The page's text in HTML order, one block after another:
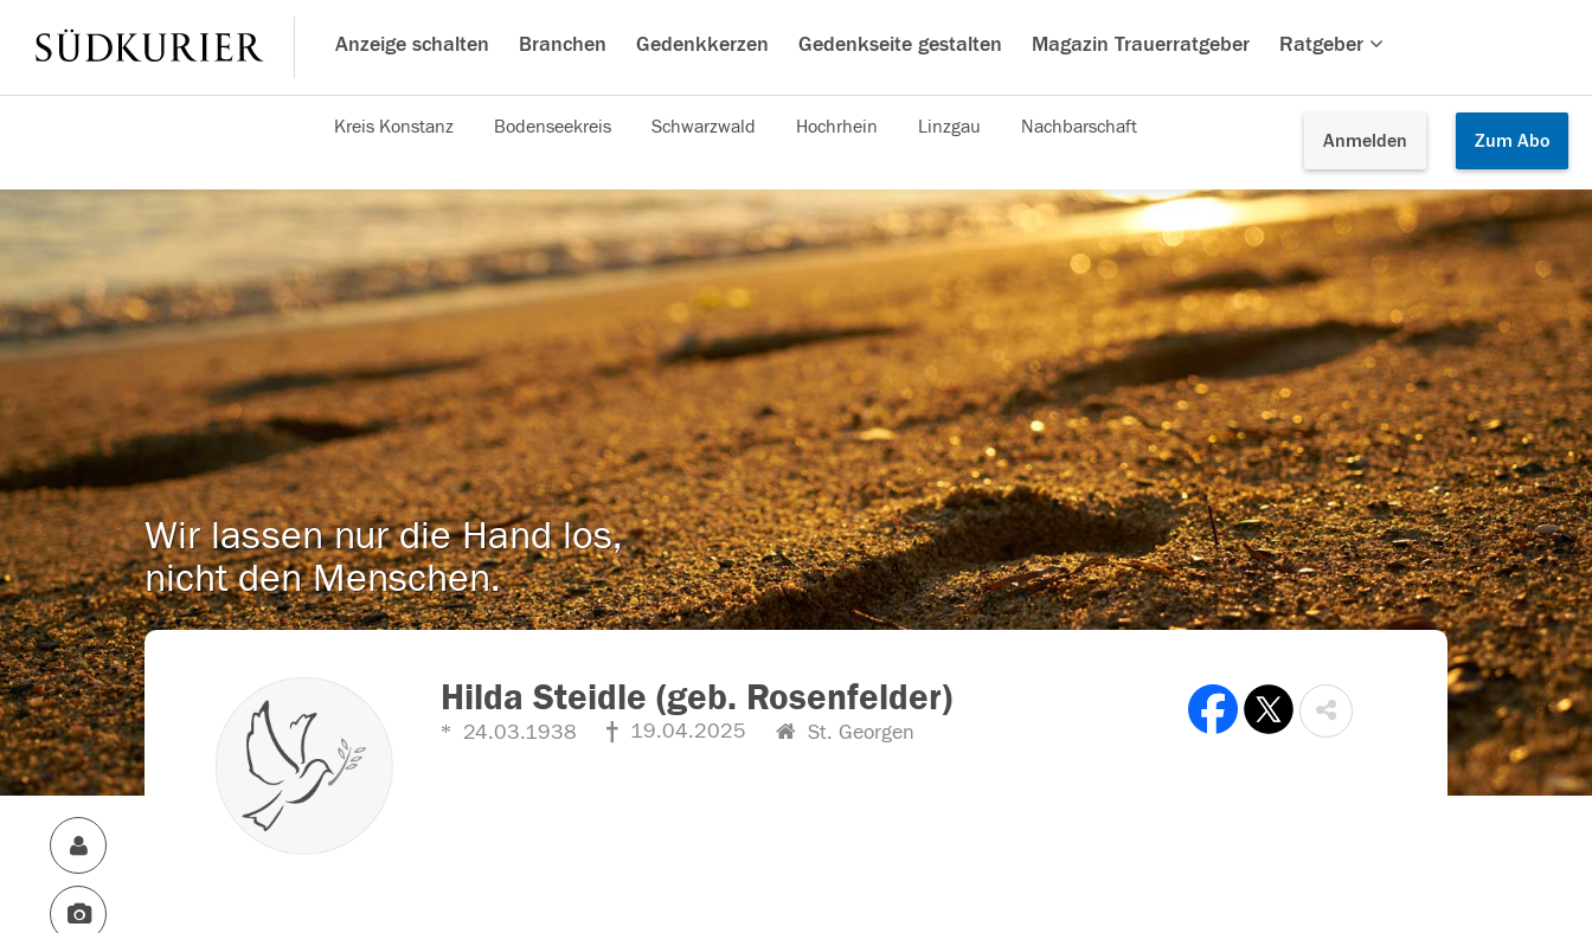
Anzeige schalten Branchen Gedenkkerzen Gedenkseite gestalten Magazin Trauerratgeber Ratgeber
Anmelden Zum Abo
Kreis Konstanz Bodenseekreis Schwarzwald Hochrhein Linzgau Nachbarschaft
Wir lassen nur die Hand los,
nicht den Menschen.
Hilda Steidle (geb. Rosenfelder)
24.03.1938 19.04.2025 St. Georgen